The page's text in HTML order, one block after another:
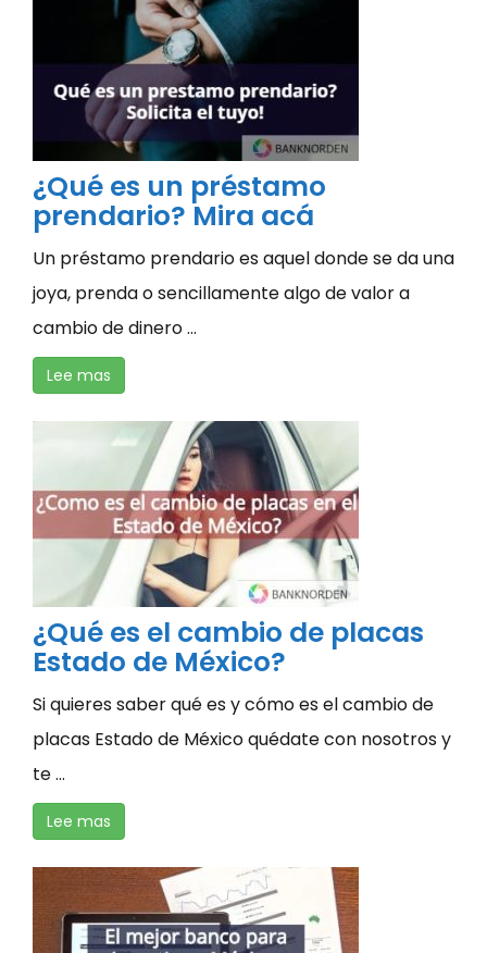
¿Qué es un préstamo
prendario? Mira acá
Un préstamo prendario es aquel donde se da una
joya, prenda o sencillamente algo de valor a
cambio de dinero ...
Lee mas
¿Qué es el cambio de placas
Estado de México?
Si quieres saber qué es y cómo es el cambio de
placas Estado de México quédate con nosotros y
te ...
Lee mas